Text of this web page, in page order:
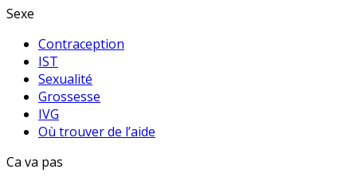
Sexe
Contraception
IST
Sexualité
Grossesse
IVG
Où trouver de l’aide
Ca va pas